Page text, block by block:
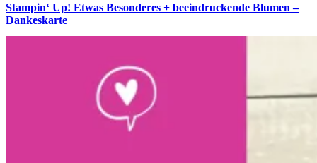
Stampin‘ Up! Etwas Besonderes + beeindruckende Blumen –
Dankeskarte